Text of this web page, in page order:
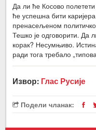
Да ли ће Косово полетети
ће успешна бити
пренасељеном
Тешко је одговорити. Да
корак? Несумњиво.
ради тога требало
Извор: Глас Русије
Подели чланак: